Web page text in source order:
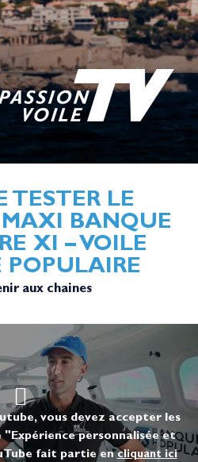
TESTER LE
BANQUE
XI – VOILE
aux chaines
vous devez accepter les
personnalisée et
fait partie encliquant ici